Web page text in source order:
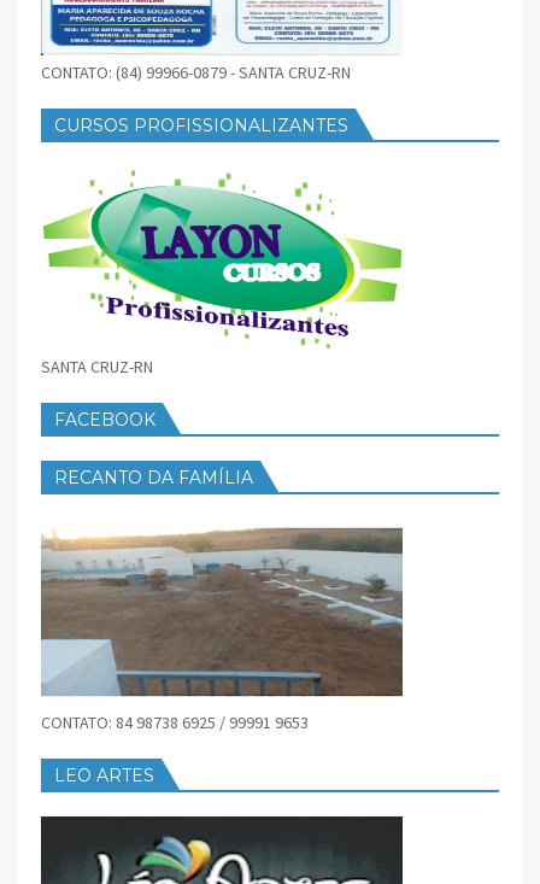
CONTATO: (84) 99966-0879 - SANTA CRUZ-RN
CURSOS PROFISSIONALIZANTES
SANTA CRUZ-RN
FACEBOOK
RECANTO DA FAMÍLIA
CONTATO: 84 98738 6925 / 99991 9653
LEO ARTES